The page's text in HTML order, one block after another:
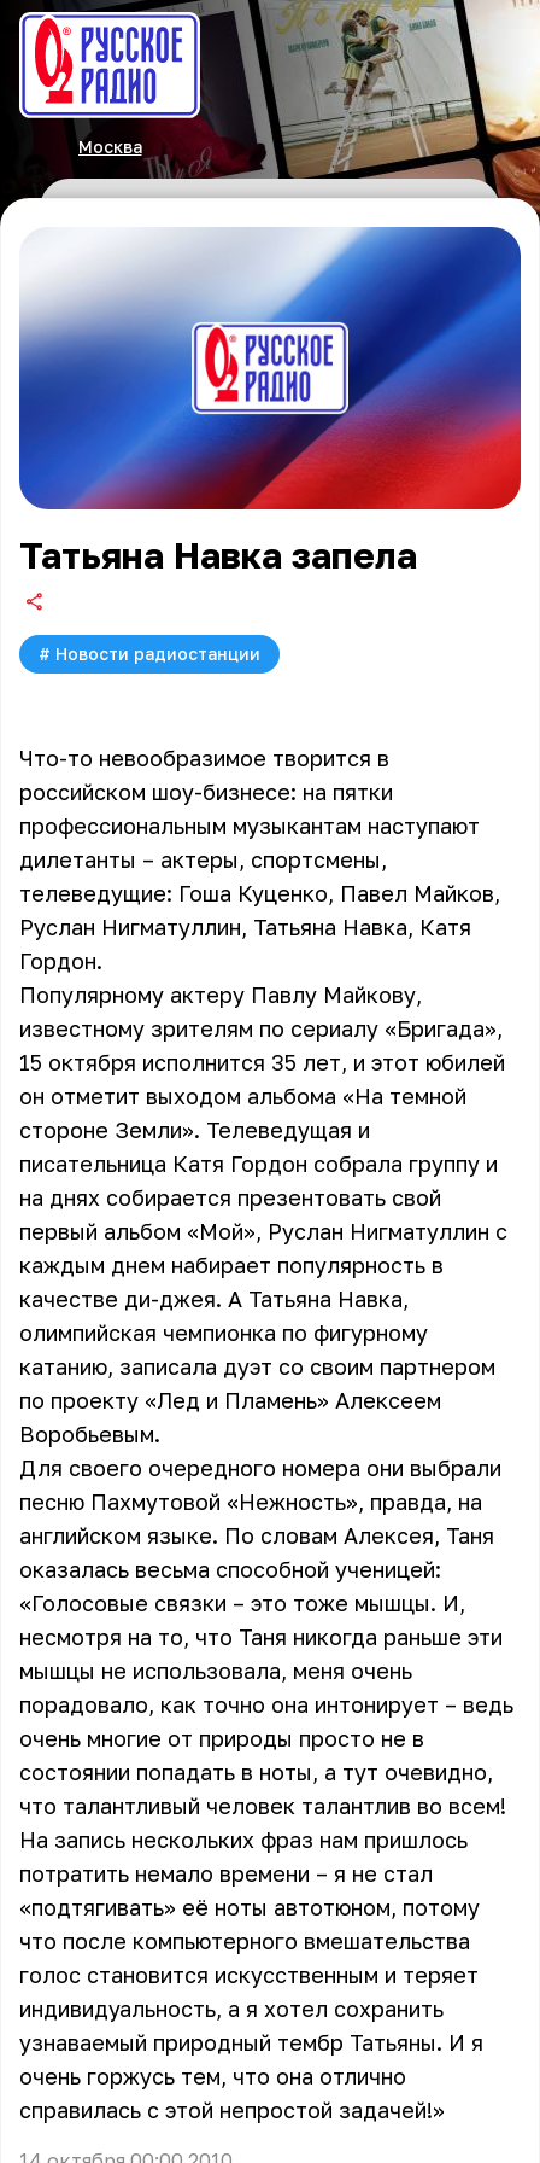
Москва
Татьяна Навка запела
# Новости радиостанции
Что-то невообразимое творится в
российском шоу-бизнесе: на пятки
профессиональным музыкантам наступают
дилетанты – актеры, спортсмены,
телеведущие: Гоша Куценко, Павел Майков,
Руслан Нигматуллин, Татьяна Навка, Катя
Гордон.
Популярному актеру Павлу Майкову,
известному зрителям по сериалу «Бригада»,
15 октября исполнится 35 лет, и этот юбилей
он отметит выходом альбома «На темной
стороне Земли». Телеведущая и
писательница Катя Гордон собрала группу и
на днях собирается презентовать свой
первый альбом «Мой», Руслан Нигматуллин с
каждым днем набирает популярность в
качестве ди-джея. А Татьяна Навка,
олимпийская чемпионка по фигурному
катанию, записала дуэт со своим партнером
по проекту «Лед и Пламень» Алексеем
Воробьевым.
Для своего очередного номера они выбрали
песню Пахмутовой «Нежность», правда, на
английском языке. По словам Алексея, Таня
оказалась весьма способной ученицей:
«Голосовые связки – это тоже мышцы. И,
несмотря на то, что Таня никогда раньше эти
мышцы не использовала, меня очень
порадовало, как точно она интонирует – ведь
очень многие от природы просто не в
состоянии попадать в ноты, а тут очевидно,
что талантливый человек талантлив во всем!
На запись нескольких фраз нам пришлось
потратить немало времени – я не стал
«подтягивать» её ноты автотюном, потому
что после компьютерного вмешательства
голос становится искусственным и теряет
индивидуальность, а я хотел сохранить
узнаваемый природный тембр Татьяны. И я
очень горжусь тем, что она отлично
справилась с этой непростой задачей!»